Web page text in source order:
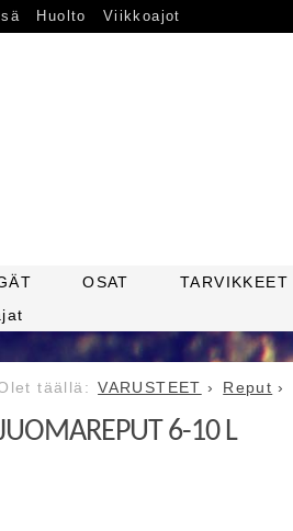
Huolto Viikkoajot
OSAT TARVIKKEET
VARUSTEET Reput
6-10 L